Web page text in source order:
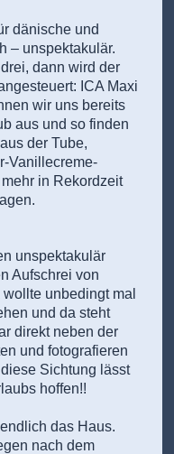
dänische und
– unspektakulär.
dann wird der
ICA Maxi
wir uns bereits
aus und so finden
der Tube,
Vanillecreme-
in Rekordzeit
unspektakulär
Aufschrei von
unbedingt mal
und da steht
direkt neben der
und fotografieren
Sichtung lässt
hoffen!!
das Haus.
nach dem